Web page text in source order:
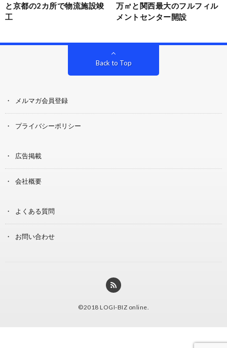
と京都の2カ所で物流施設竣
工
万㎡と関西最大のフルフィル
メントセンター開設
Back to Top
メルマガ会員登録
プライバシーポリシー
広告掲載
会社概要
よくある質問
お問い合わせ
©2018 LOGI-BIZ online